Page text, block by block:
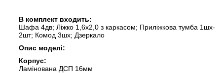
В комплект входить:
Шафа 4дв; Ліжко 1,6х2,0 з каркасом; Приліжкова тумба 1шх-
2шт; Комод 3шх; Дзеркало
Опис моделі:
Корпус:
Ламінована ДСП 16мм